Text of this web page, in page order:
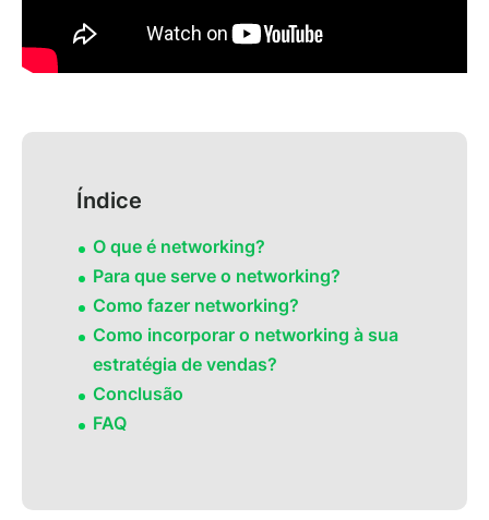
Índice
O que é networking?
Para que serve o networking?
Como fazer networking?
Como incorporar o networking à sua
estratégia de vendas?
Conclusão
FAQ